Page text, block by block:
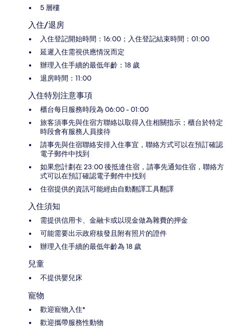
5 層樓
入住/退房
入住登記開始時間：16:00；入住登記結束時間：01:00
延遲入住需視供應情況而定
辦理入住手續的最低年齡：18 歲
退房時間：11:00
入住特別注意事項
櫃台每日服務時段為 06:00 - 01:00
旅客須事先與住宿方聯絡以取得入住相關指示；櫃台於特定
時段會有服務人員接待
請事先與住宿聯絡安排入住事宜，聯絡方式可以在預訂確認
電子郵件中找到
如果您計劃在 23:00 後抵達住宿，請事先通知住宿，聯絡方
式可以在預訂確認電子郵件中找到
住宿提供的資訊可能經由自動翻譯工具翻譯
入住須知
需提供信用卡、金融卡或以現金做為雜費的押金
可能需要出示政府核發且附有照片的證件
辦理入住手續的最低年齡為 18 歲
兒童
不提供嬰兒床
寵物
歡迎寵物入住*
歡迎攜帶服務性動物